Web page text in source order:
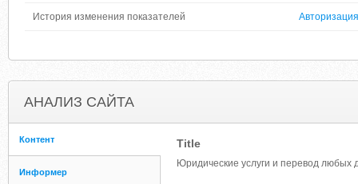
История изменения показателей Авторизация
АНАЛИЗ САЙТА
Контент
Информер
Title
Юридические услуги и перевод любых